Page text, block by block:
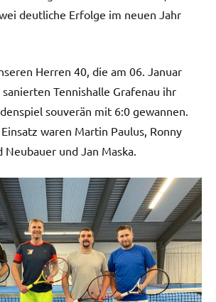
deutliche Erfolge im neuen Jahr
Herren 40, die am 06. Januar
Tennishalle Grafenau ihr
souverän mit 6:0 gewannen.
waren Martin Paulus, Ronny
Neubauer und Jan Maska.